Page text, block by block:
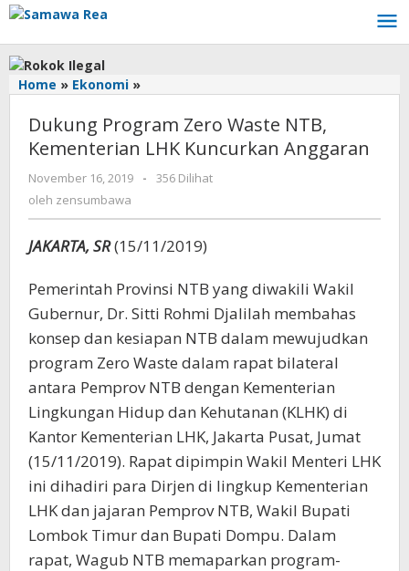
Lewati
konten
Home » Ekonomi »
Zero
Waste
NTB,
Kementerian
Kuncurkan
Anggaran
Dukung Program Zero Waste NTB,
Kementerian LHK Kuncurkan Anggaran
November 16, 2019
oleh
-
356 Dilihat
oleh zensumbawa
JAKARTA, SR(15/11/2019)
Pemerintah Provinsi NTB yang diwakili Wakil
Gubernur, Dr. Sitti Rohmi Djalilah membahas
konsep dan kesiapan NTB dalam mewujudkan
program Zero Waste dalam rapat bilateral
antara Pemprov NTB dengan Kementerian
Lingkungan Hidup dan Kehutanan (KLHK) di
Kantor Kementerian LHK, Jakarta Pusat, Jumat
(15/11/2019). Rapat dipimpin Wakil Menteri LHK
ini dihadiri para Dirjen di lingkup Kementerian
LHK dan jajaran Pemprov NTB, Wakil Bupati
Lombok Timur dan Bupati Dompu. Dalam
rapat, Wagub NTB memaparkan program-